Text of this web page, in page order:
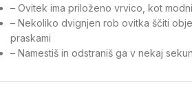
– Ovitek ima priloženo vrvico, kot
– Nekoliko dvignjen rob ovitka ščiti
praskami
– Namestiš in odstraniš ga v nekaj